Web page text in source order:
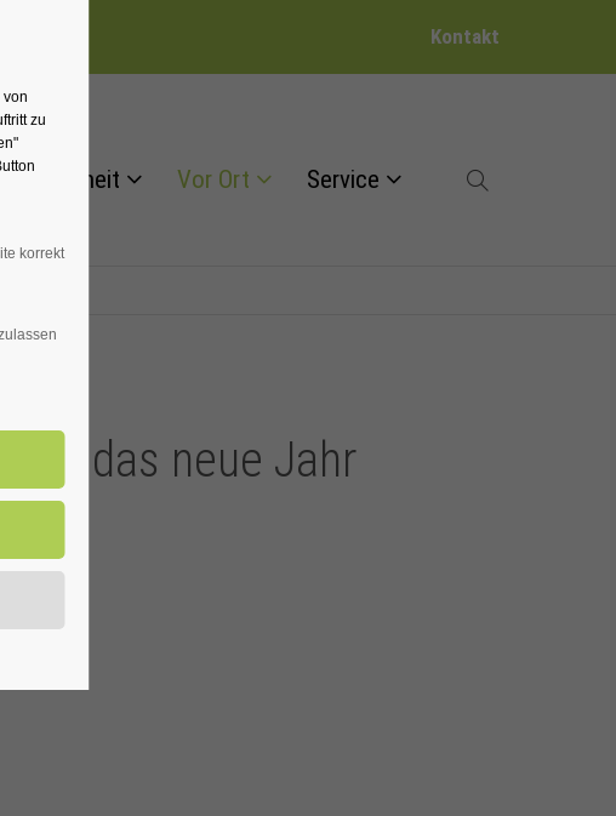
Kontakt
Vor Ort Service
das neue Jahr
von
zu
korrekt